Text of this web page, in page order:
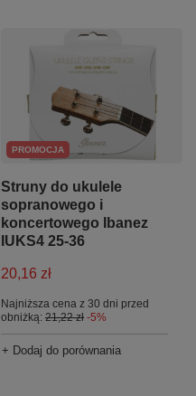
PROMOCJA
Struny do ukulele
sopranowego i
koncertowego Ibanez
IUKS4 25-36
20,16 zł
Najniższa cena z 30 dni przed
obniżką: 21,22 zł -5%
+ Dodaj do porównania